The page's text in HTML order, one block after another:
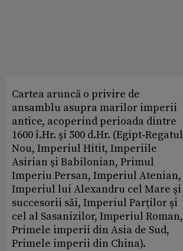
Cartea aruncă o privire de
ansamblu asupra marilor imperii
antice, acoperind perioada dintre
1600 î.Hr. şi 500 d.Hr. (Egipt‑Regatul
Nou, Imperiul Hitit, Imperiile
Asirian şi Babi­lonian, Primul
Imperiu Persan, Imperiul Atenian,
Imperiul lui Alexandru cel Mare şi
succesorii săi, Imperiul Parţilor şi
cel al Sasanizilor, Imperiul Roman,
Primele imperii din Asia de Sud,
Primele imperii din China).